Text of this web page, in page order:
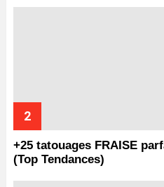
+25 tatouages ​​FRAISE
(Top Tendances)